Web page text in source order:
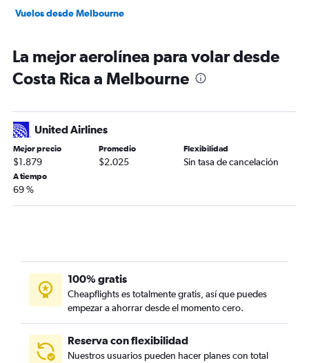
Vuelos desde Melbourne
La mejor aerolínea para volar desde
Costa Rica a Melbourne
United Airlines
Mejor precio
$1.879
Promedio
$2.025
Flexibilidad
Sin tasa de cancelación
A tiempo
69 %
100% gratis
Cheapflights es totalmente gratis, así que puedes
empezar a ahorrar desde el momento cero.
Reserva con flexibilidad
Nuestros usuarios pueden hacer planes con total